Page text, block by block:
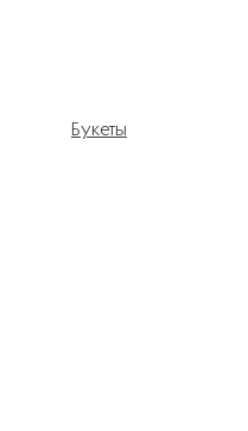
Букеты